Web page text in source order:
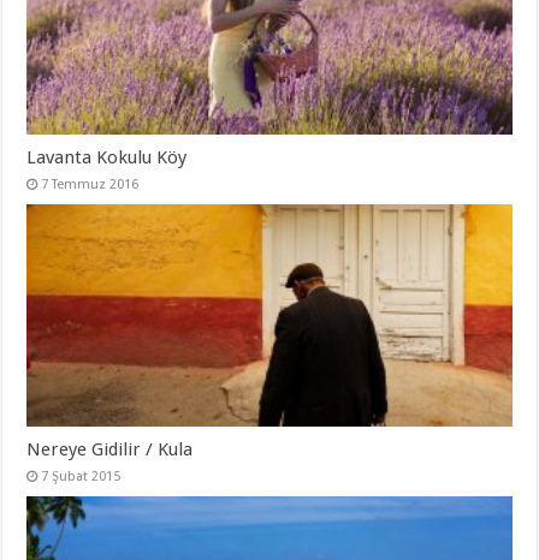
Lavanta Kokulu Köy
7 Temmuz 2016
Nereye Gidilir / Kula
7 Şubat 2015